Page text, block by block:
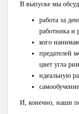
В выпуске мы
работа за
работника и
кого
предателей
цвет угла
идеальную
И, конечно, наши